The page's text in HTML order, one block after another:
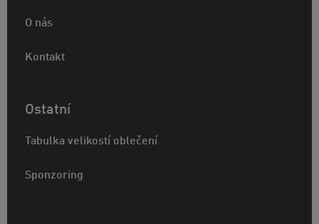
O nás
Kontakt
Ostatní
Tabulka velikostí oblečení
Sponzoring